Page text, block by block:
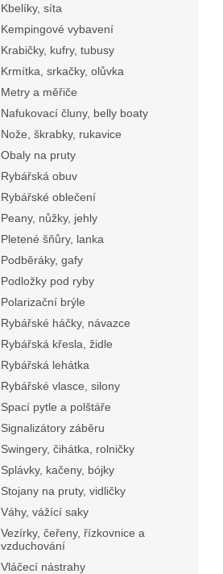
Kbelíky, síta
Kempingové vybavení
Krabičky, kufry, tubusy
Krmítka, srkačky, olůvka
Metry a měřiče
Nafukovací čluny, belly boaty
Nože, škrabky, rukavice
Obaly na pruty
Rybářská obuv
Rybářské oblečení
Peany, nůžky, jehly
Pletené šňůry, lanka
Podběráky, gafy
Podložky pod ryby
Polarizační brýle
Rybářské háčky, návazce
Rybářská křesla, židle
Rybářská lehátka
Rybářské vlasce, silony
Spací pytle a polštáře
Signalizátory záběru
Swingery, čihátka, rolničky
Splávky, kačeny, bójky
Stojany na pruty, vidličky
Váhy, vážící saky
Vezírky, čeřeny, řízkovnice a
vzduchování
Vláčecí nástrahy